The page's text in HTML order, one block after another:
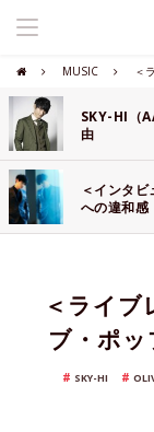
MUSIC ＜
SKY-HI（
由
＜インタ
への違和感
＜ライブ
ブ・ポ
SKY-HI